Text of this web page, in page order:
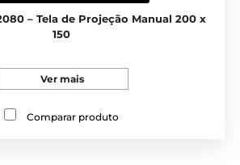
– Tela de Projeção Manual 200 x
150
Ver mais
Comparar produto